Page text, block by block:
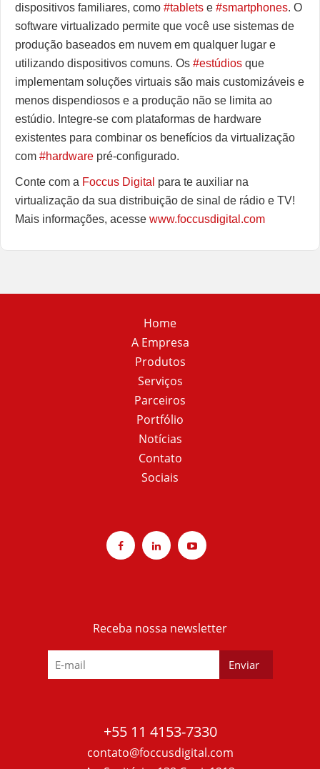
dispositivos familiares, como #tablets e #smartphones. O
software virtualizado permite que você use sistemas de
produção baseados em nuvem em qualquer lugar e
utilizando dispositivos comuns. Os #estúdios que
implementam soluções virtuais são mais customizáveis e
menos dispendiosos e a produção não se limita ao
estúdio. Integre-se com plataformas de hardware
existentes para combinar os benefícios da virtualização
com #hardware pré-configurado.
Conte com a Foccus Digital para te auxiliar na
virtualização da sua distribuição de sinal de rádio e TV!
Mais informações, acesse www.foccusdigital.com
Home
A Empresa
Produtos
Serviços
Parceiros
Portfólio
Notícias
Contato
Sociais
Receba nossa newsletter
+55 11 4153-7330
contato@foccusdigital.com